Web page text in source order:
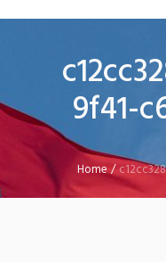
9f41-
Home/